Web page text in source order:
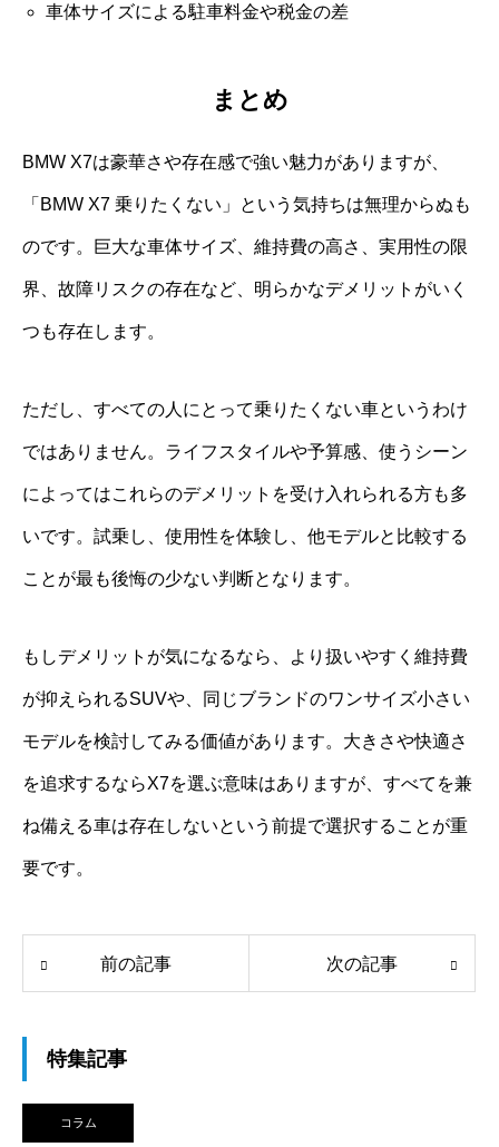
車体サイズによる駐車料金や税金の差
まとめ
BMW X7は豪華さや存在感で強い魅力がありますが、
「BMW X7 乗りたくない」という気持ちは無理からぬも
のです。巨大な車体サイズ、維持費の高さ、実用性の限
界、故障リスクの存在など、明らかなデメリットがいく
つも存在します。
ただし、すべての人にとって乗りたくない車というわけ
ではありません。ライフスタイルや予算感、使うシーン
によってはこれらのデメリットを受け入れられる方も多
いです。試乗し、使用性を体験し、他モデルと比較する
ことが最も後悔の少ない判断となります。
もしデメリットが気になるなら、より扱いやすく維持費
が抑えられるSUVや、同じブランドのワンサイズ小さい
モデルを検討してみる価値があります。大きさや快適さ
を追求するならX7を選ぶ意味はありますが、すべてを兼
ね備える車は存在しないという前提で選択することが重
要です。
前の記事 次の記事
特集記事
コラム